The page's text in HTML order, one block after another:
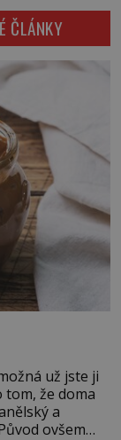
14letý
Když ho
ochable jí
kamaráda“.
do
(1960–1994).
ČLÁNKY
už jste ji
tom, že doma
a
ovšem